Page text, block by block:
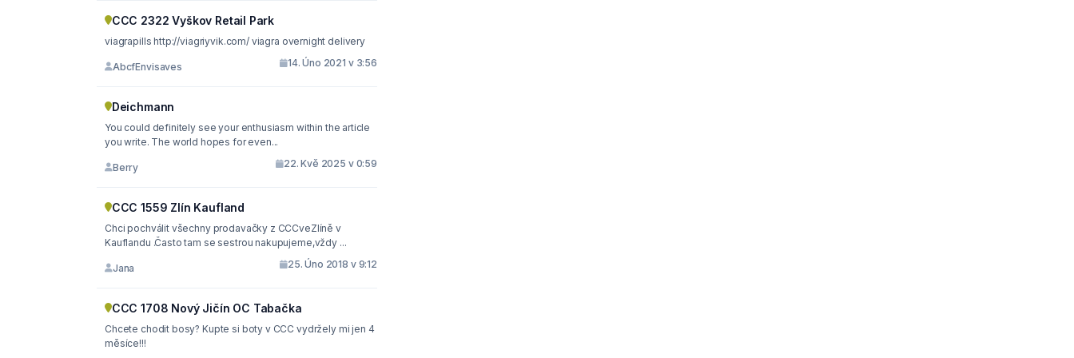
CCC 2322 Vyškov Retail Park
viagrapills http://viagriyvik.com/ viagra overnight delivery
AbcfEnvisaves 14. Úno 2021 v 3:56
Deichmann
You could definitely see your enthusiasm within the article
you write. The world hopes for even...
Berry 22. Kvě 2025 v 0:59
CCC 1559 Zlín Kaufland
Chci pochválit všechny prodavačky z CCCveZlíně v
Kauflandu .Často tam se sestrou nakupujeme,vždy ...
Jana 25. Úno 2018 v 9:12
CCC 1708 Nový Jičín OC Tabačka
Chcete chodit bosy? Kupte si boty v CCC vydržely mi jen 4
měsíce!!!